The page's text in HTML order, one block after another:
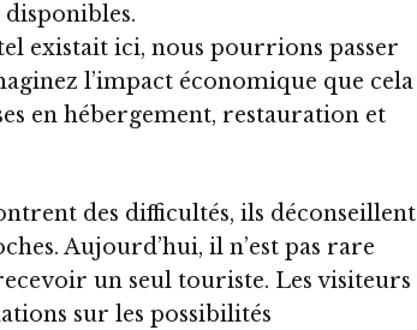
existait ici, nous pourrions passer
l’impact économique que cela
en hébergement, restauration et
des difficultés, ils déconseillent
Aujourd’hui, il n’est pas rare
un seul touriste. Les visiteurs
sur les possibilités